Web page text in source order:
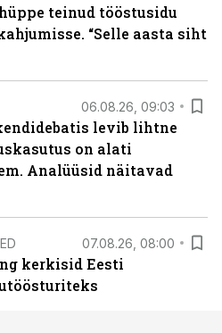
teinud tööstusidu
“Selle aasta siht
06.08.26, 09:03
levib lihtne
on alati
Analüüsid näitavad
07.08.26, 08:00
kerkisid Eesti